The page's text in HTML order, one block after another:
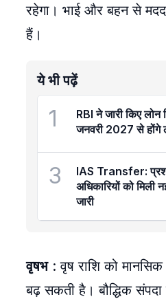
रहेगा। भाई और बहन से
हैं।
ये भी पढ़ें
1
RBI ने जारी किए लोन
जनवरी 2027 से होंगे
3
IAS Transfer:
अधिकारियों को मिली
जारी
वृषभ: वृष राशि को
बढ़ सकती है। बौद्धिक संपदा